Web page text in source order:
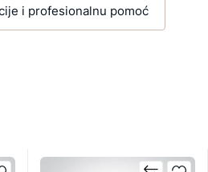
i profesionalnu pomoć